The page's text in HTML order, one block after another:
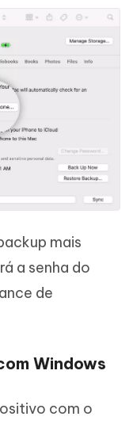
mais
a senha do
de
Windows
com o